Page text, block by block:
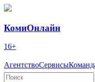
КомиОнлайн
16+
АгентствоСервисы